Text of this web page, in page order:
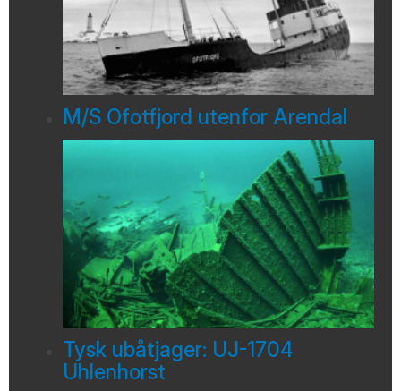
M/S Ofotfjord utenfor Arendal
Tysk ubåtjager: UJ-1704
Uhlenhorst